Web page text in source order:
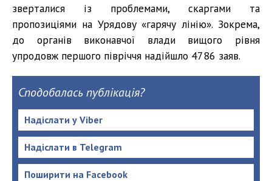
зверталися із проблемами, скаргами та
пропозиціями на Урядову «гарячу лінію». Зокрема,
до органів виконавчої влади вищого рівня
упродовж першого півріччя надійшло 4786 заяв.
Сподобалась публікація?
Надіслати у Viber
Надіслати в Telegram
Поширити на Facebook